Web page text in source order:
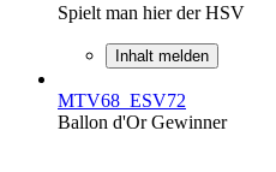
Spielt man hier der HSV
Inhalt melden
MTV68_ESV72
Ballon d'Or Gewinner